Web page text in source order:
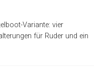
Variante: vier
für Ruder und ein